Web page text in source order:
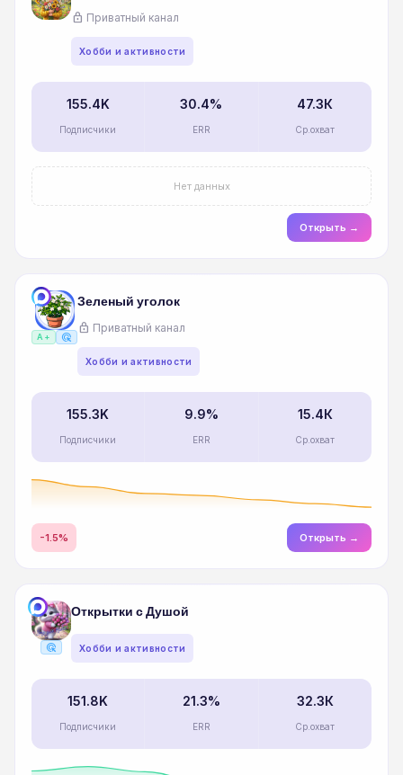
lock Приватный канал
Хобби и активности
155.4K
Подписчики
30.4%
ERR
47.3К
Ср.охват
Нет данных
Открыть →
A+ ads_click
Зеленый уголок
lock Приватный канал
Хобби и активности
155.3K
Подписчики
9.9%
ERR
15.4К
Ср.охват
-1.5% Открыть →
ads_click
Открытки с Душой
Хобби и активности
151.8K
Подписчики
21.3%
ERR
32.3К
Ср.охват